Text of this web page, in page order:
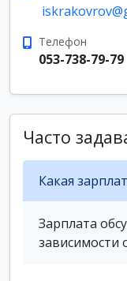
Телефон
053-738-79-79
Часто
Какая
Зарплата
зависимости